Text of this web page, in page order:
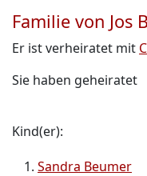
Familie von Jos
Er ist verheiratet mit
Sie haben geheiratet
Kind(er):
Sandra Beumer